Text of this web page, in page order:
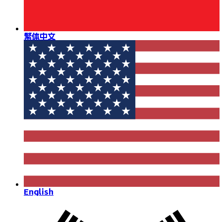
繁体中文
English